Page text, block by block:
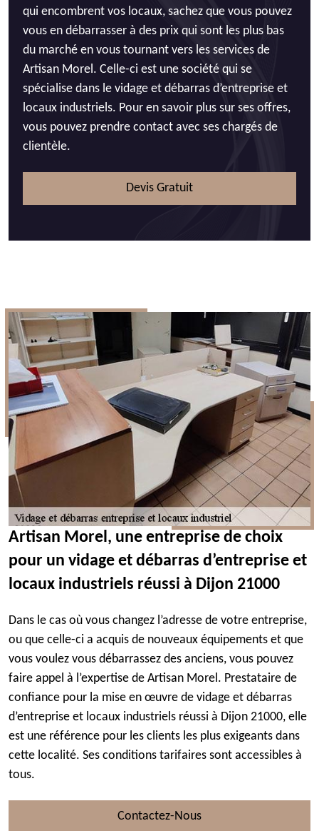
qui encombrent vos locaux, sachez que vous pouvez
vous en débarrasser à des prix qui sont les plus bas
du marché en vous tournant vers les services de
Artisan Morel. Celle-ci est une société qui se
spécialise dans le vidage et débarras d’entreprise et
locaux industriels. Pour en savoir plus sur ses offres,
vous pouvez prendre contact avec ses chargés de
clientèle.
Devis Gratuit
Artisan Morel, une entreprise de choix
pour un vidage et débarras d’entreprise et
locaux industriels réussi à Dijon 21000
Dans le cas où vous changez l’adresse de votre entreprise,
ou que celle-ci a acquis de nouveaux équipements et que
vous voulez vous débarrassez des anciens, vous pouvez
faire appel à l’expertise de Artisan Morel. Prestataire de
confiance pour la mise en œuvre de vidage et débarras
d’entreprise et locaux industriels réussi à Dijon 21000, elle
est une référence pour les clients les plus exigeants dans
cette localité. Ses conditions tarifaires sont accessibles à
tous.
Contactez-Nous